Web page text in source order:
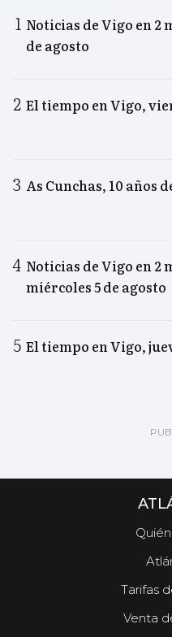
Noticias de Vigo en 2
de agosto
El tiempo en Vigo,
As Cunchas, 10 años
Noticias de Vigo en 2
miércoles 5 de agosto
El tiempo en Vigo,
Tarifas
Venta